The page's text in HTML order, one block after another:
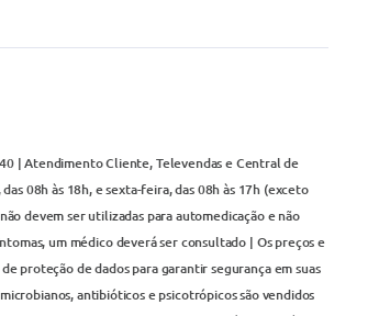
| Atendimento Cliente, Televendas e Central de
08h às 18h, e sexta-feira, das 08h às 17h (exceto
devem ser utilizadas para automedicação e não
um médico deverá ser consultado | Os preços e
proteção de dados para garantir segurança em suas
antibióticos e psicotrópicos são vendidos